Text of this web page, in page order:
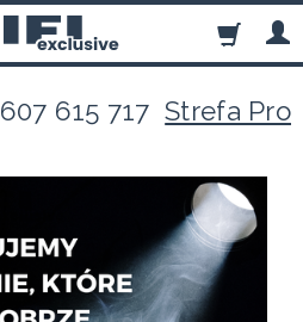
607 615 717Strefa Pro